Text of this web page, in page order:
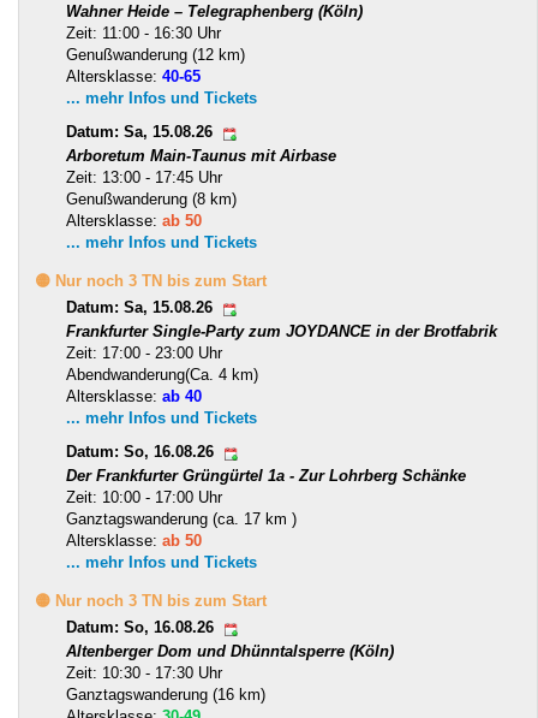
Wahner Heide – Telegraphenberg (Köln)
Zeit: 11:00 - 16:30 Uhr
Genußwanderung (12 km)
Altersklasse: 40-65
... mehr Infos und Tickets
Datum: Sa, 15.08.26
Arboretum Main-Taunus mit Airbase
Zeit: 13:00 - 17:45 Uhr
Genußwanderung (8 km)
Altersklasse: ab 50
... mehr Infos und Tickets
🟡 Nur noch 3 TN bis zum Start
Datum: Sa, 15.08.26
Frankfurter Single-Party zum JOYDANCE in der Brotfabrik
Zeit: 17:00 - 23:00 Uhr
Abendwanderung(Ca. 4 km)
Altersklasse: ab 40
... mehr Infos und Tickets
Datum: So, 16.08.26
Der Frankfurter Grüngürtel 1a - Zur Lohrberg Schänke
Zeit: 10:00 - 17:00 Uhr
Ganztagswanderung (ca. 17 km )
Altersklasse: ab 50
... mehr Infos und Tickets
🟡 Nur noch 3 TN bis zum Start
Datum: So, 16.08.26
Altenberger Dom und Dhünntalsperre (Köln)
Zeit: 10:30 - 17:30 Uhr
Ganztagswanderung (16 km)